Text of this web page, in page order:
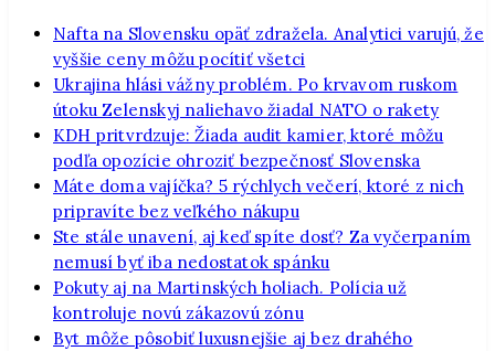
Nafta na Slovensku opäť zdražela. Analytici varujú, že
vyššie ceny môžu pocítiť všetci
Ukrajina hlási vážny problém. Po krvavom ruskom
útoku Zelenskyj naliehavo žiadal NATO o rakety
KDH pritvrdzuje: Žiada audit kamier, ktoré môžu
podľa opozície ohroziť bezpečnosť Slovenska
Máte doma vajíčka? 5 rýchlych večerí, ktoré z nich
pripravíte bez veľkého nákupu
Ste stále unavení, aj keď spíte dosť? Za vyčerpaním
nemusí byť iba nedostatok spánku
Pokuty aj na Martinských holiach. Polícia už
kontroluje novú zákazovú zónu
Byt môže pôsobiť luxusnejšie aj bez drahého